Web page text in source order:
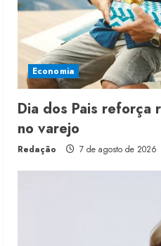
Economia
Dia dos Pais reforça
no varejo
Redação 7 de agosto de 2026